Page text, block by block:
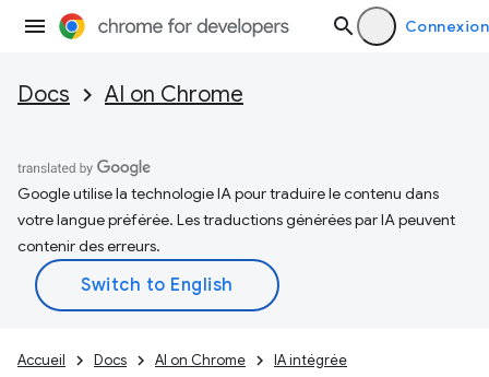
Connexion
Docs AI on Chrome
Google utilise la technologie IA pour traduire le contenu dans
votre langue préférée. Les traductions générées par IA peuvent
contenir des erreurs.
Accueil Docs AI on Chrome IA intégrée